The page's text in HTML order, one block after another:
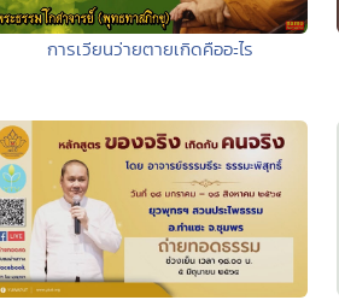
การเวียนว่ายตายเกิดคืออะไร